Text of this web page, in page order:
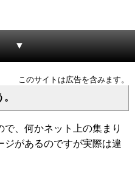
このサイトは広告を含みます。
、何かネット上の集まり
ジがあるのですが実際は違